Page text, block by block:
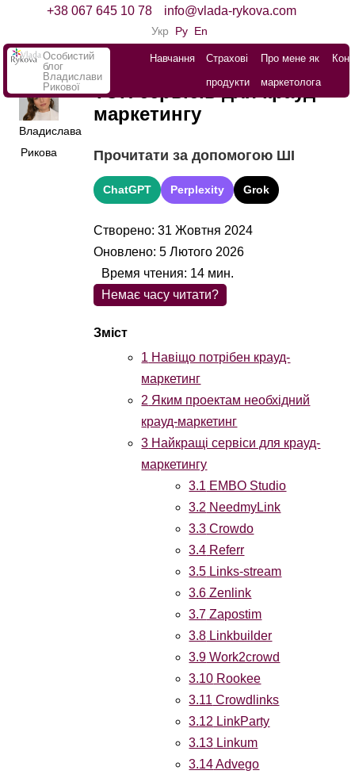
+38 067 645 10 78 info@vlada-rykova.com
Укр Ру En
Особистий
блог
Владислави
Рикової
Навчання
Страхові
продукти
Про мене як
маркетолога
Владислава
Рикова
ТОП сервісів для крауд-
маркетингу
Прочитати за допомогою ШІ
ChatGPT Perplexity Grok
Створено: 31 Жовтня 2024
Оновлено: 5 Лютого 2026
Немає часу читати?
1 Навіщо потрібен крауд-
маркетинг
2 Яким проектам необхідний
крауд-маркетинг
3 Найкращі сервіси для крауд-
маркетингу
3.1 EMBO Studio
3.2 NeedmyLink
3.3 Crowdo
3.4 Referr
3.5 Links-stream
3.6 Zenlink
3.7 Zapostim
3.8 Linkbuilder
3.9 Work2crowd
3.10 Rookee
3.11 Crowdlinks
3.12 LinkParty
3.13 Linkum
3.14Advego
Время чтения: 14 мин.